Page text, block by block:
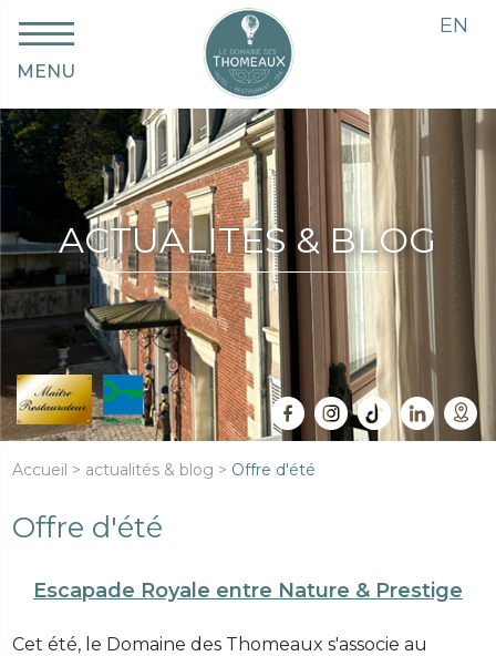
MENU
EN
ACTUALITÉS & BLOG
Accueil > actualités & blog > Offre d'été
Offre d'été
Escapade Royale entre Nature & Prestige
Cet été, le Domaine des Thomeaux s'associe au